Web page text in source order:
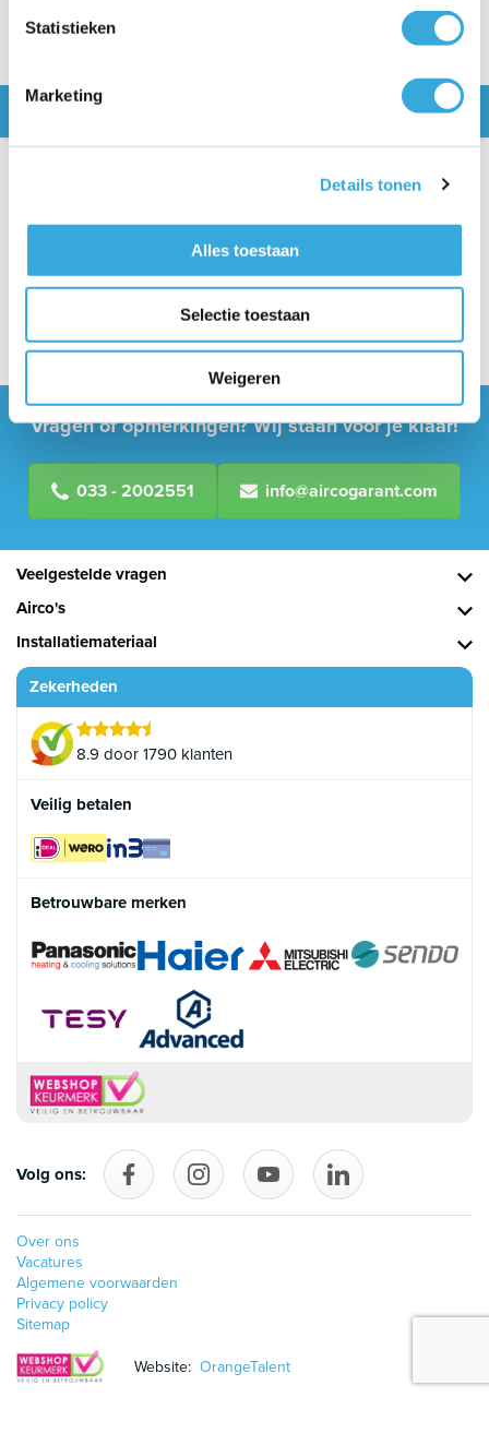
Statistieken
Marketing
Details tonen
Alles toestaan
Selectie toestaan
Weigeren
Snel naar
Technische gegevens
Aansluitmaat Uitleg 6mm
Kenmerken
Artikelnummer Uitleg B37KB
Vragen of opmerkingen? Wij staan voor je klaar!
033 - 2002551 info@aircogarant.com
Veelgestelde vragen
Airco's
Installatiemateriaal
Zekerheden
8.9 door 1790 klanten
Veilig betalen
Betrouwbare merken
Volg ons: Volg ons op Facebook
follow_us_on_instagram
Volg ons op YouTube
Over ons
Vacatures
Algemene voorwaarden
Privacy policy
Sitemap
Website: OrangeTalent